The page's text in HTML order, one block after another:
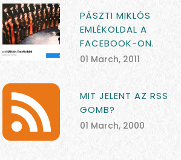
PÁSZTI MIKLÓS
EMLÉKOLDAL A
FACEBOOK-ON.
01 March, 2011
MIT JELENT AZ RSS
GOMB?
01 March, 2000